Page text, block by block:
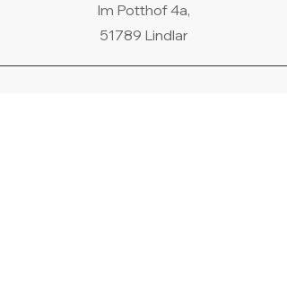
Im Potthof 4a,
51789 Lindlar